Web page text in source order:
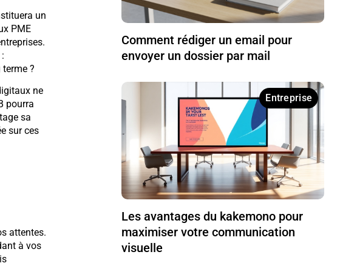
un
PME
?
ne
pourra
sa
sur ces
attentes.
à vos
Comment rédiger un email pour
envoyer un dossier par mail
Entreprise
Les avantages du kakemono pour
maximiser votre communication
visuelle